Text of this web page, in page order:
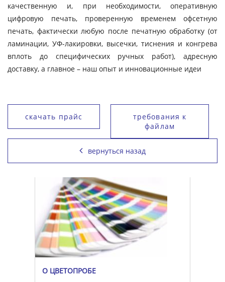
качественную и, при необходимости, оперативную
цифровую печать, проверенную временем офсетную
печать, фактически любую после печатную обработку (от
ламинации, УФ-лакировки, высечки, тиснения и конгрева
вплоть до специфических ручных работ), адресную
доставку, а главное – наш опыт и инновационные идеи
скачать прайс
требования к
файлам
вернуться назад
О ЦВЕТОПРОБЕ